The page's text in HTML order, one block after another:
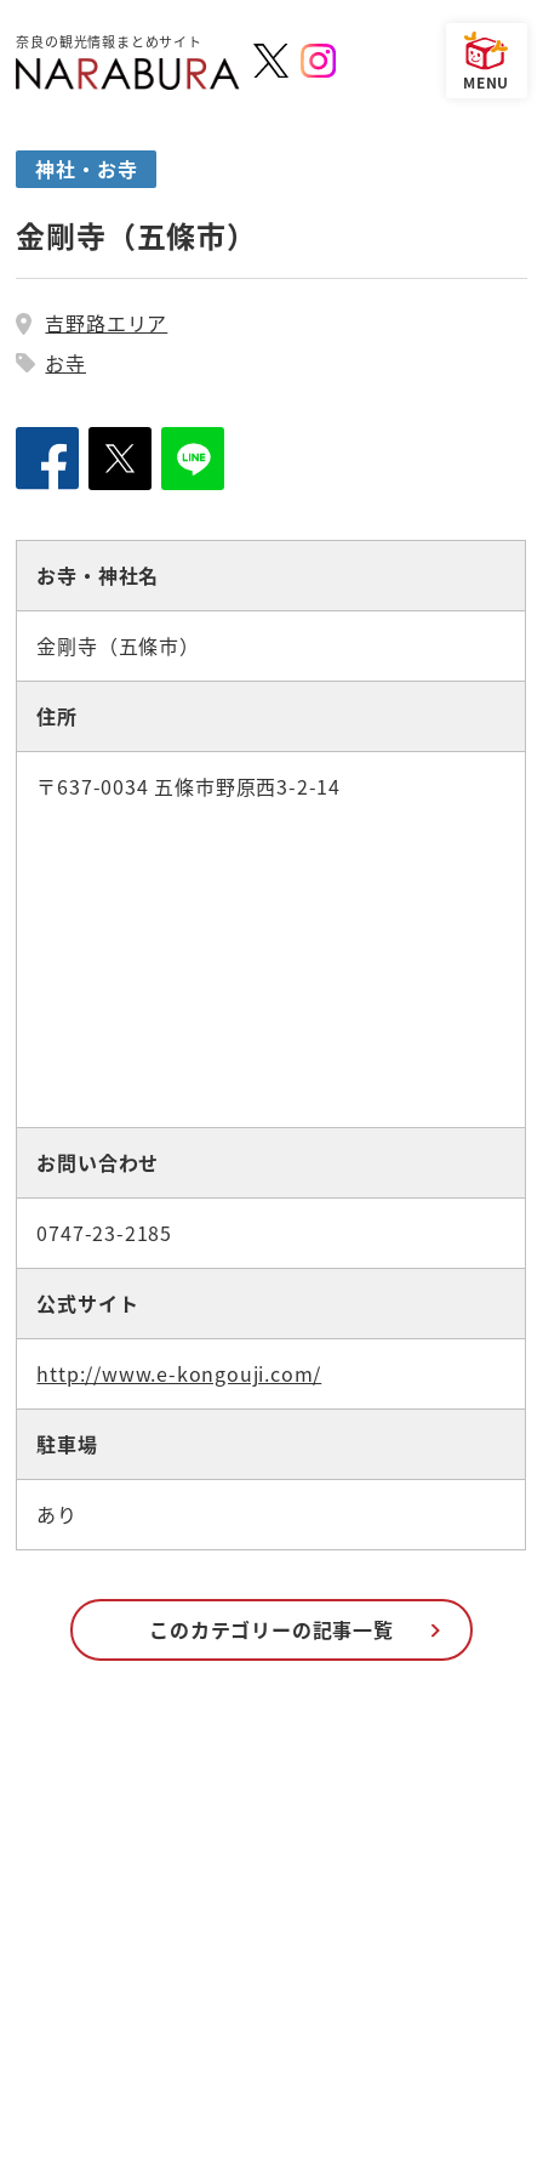
奈良の観光情報まとめサイト
神社・お寺
金剛寺（五條市）
吉野路エリア
お寺
お寺・神社名
金剛寺（五條市）
住所
〒637-0034 五條市野原西3-2-14
お問い合わせ
0747-23-2185
公式サイト
http://www.e-kongouji.com/
駐車場
あり
このカテゴリーの記事一覧